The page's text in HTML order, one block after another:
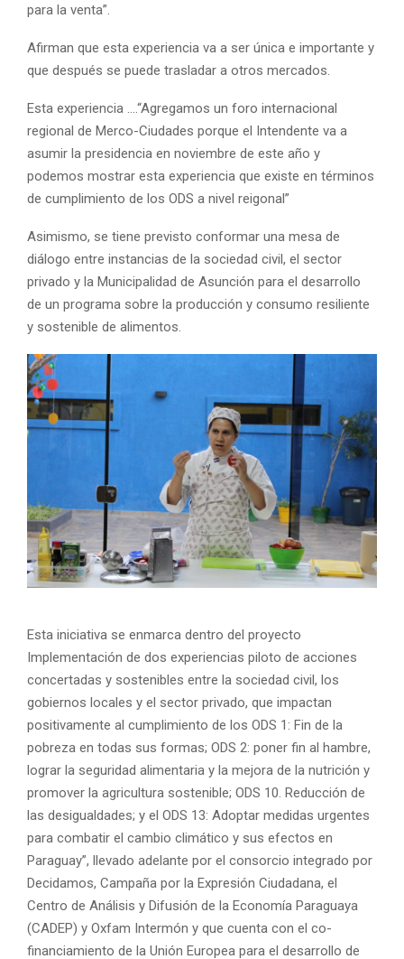
para la venta”.
Afirman que esta experiencia va a ser única e importante y
que después se puede trasladar a otros mercados.
Esta experiencia ….“Agregamos un foro internacional
regional de Merco-Ciudades porque el Intendente va a
asumir la presidencia en noviembre de este año y
podemos mostrar esta experiencia que existe en términos
de cumplimiento de los ODS a nivel reigonal”
Asimismo, se tiene previsto conformar una mesa de
diálogo entre instancias de la sociedad civil, el sector
privado y la Municipalidad de Asunción para el desarrollo
de un programa sobre la producción y consumo resiliente
y sostenible de alimentos.
Esta iniciativa se enmarca dentro del proyecto
Implementación de dos experiencias piloto de acciones
concertadas y sostenibles entre la sociedad civil, los
gobiernos locales y el sector privado, que impactan
positivamente al cumplimiento de los ODS 1: Fin de la
pobreza en todas sus formas; ODS 2: poner fin al hambre,
lograr la seguridad alimentaria y la mejora de la nutrición y
promover la agricultura sostenible; ODS 10. Reducción de
las desigualdades; y el ODS 13: Adoptar medidas urgentes
para combatir el cambio climático y sus efectos en
Paraguay”, llevado adelante por el consorcio integrado por
Decidamos, Campaña por la Expresión Ciudadana, el
Centro de Análisis y Difusión de la Economía Paraguaya
(CADEP) y Oxfam Intermón y que cuenta con el co-
financiamiento de la Unión Europea para el desarrollo de